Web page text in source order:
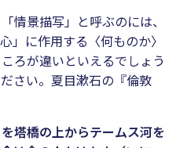
情景描写」と呼ぶのには、
」に作用する〈何ものか〉
ろが違いといえるでしょう
さい。夏目漱石の『倫敦
塔橋の上からテームス河を